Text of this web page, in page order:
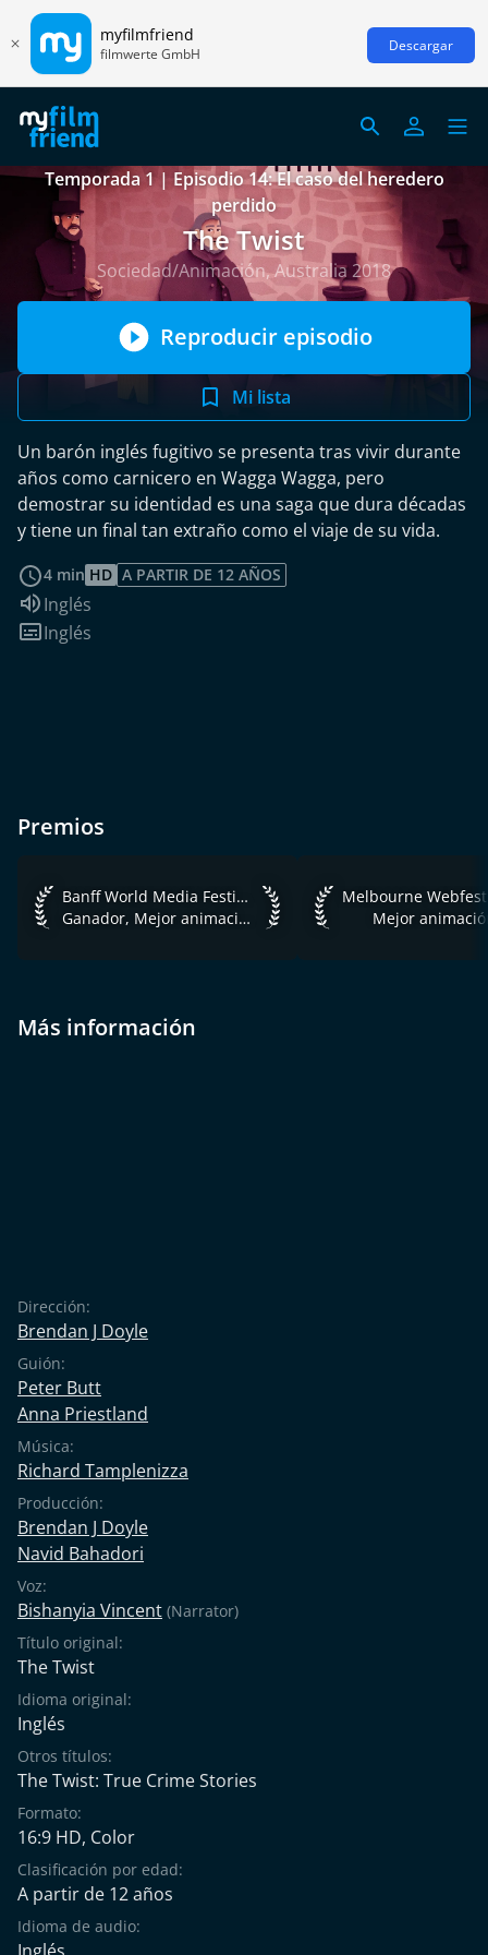
myfilmfriend
filmwerte GmbH Descargar
Temporada 1 | Episodio 14: El caso del heredero
perdido
The Twist
Sociedad/Animación, Australia 2018
Reproducir episodio
Mi lista
Un barón inglés fugitivo se presenta tras vivir durante
años como carnicero en Wagga Wagga, pero
demostrar su identidad es una saga que dura décadas
y tiene un final tan extraño como el viaje de su vida.
4 min HD A PARTIR DE 12 AÑOS
Idioma de audio:
Inglés
Subtítulos:
Inglés
Premios
Banff World Media Festival Rockie Awards 2019 Ganador,
Banff World Media Festival Rockie Awards 2019
Ganador, Mejor animación, Programa internacional
Melbourne Webfest
Melbourne
Mejor
Más información
Dirección:
Brendan J Doyle
Guión:
Peter Butt
Anna Priestland
Música:
Richard Tamplenizza
Producción:
Brendan J Doyle
Navid Bahadori
Voz:
Bishanyia Vincent (Narrator)
Título original:
The Twist
Idioma original:
Inglés
Otros títulos:
The Twist: True Crime Stories
Formato:
16:9 HD, Color
Clasificación por edad:
A partir de 12 años
Idioma de audio: